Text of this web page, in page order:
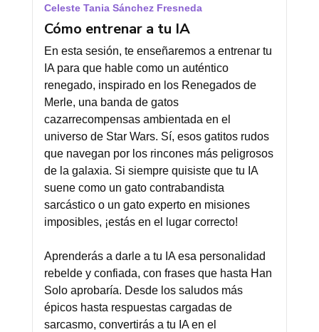
Celeste Tania Sánchez Fresneda
Cómo entrenar a tu IA
En esta sesión, te enseñaremos a entrenar tu
IA para que hable como un auténtico
renegado, inspirado en los Renegados de
Merle, una banda de gatos
cazarrecompensas ambientada en el
universo de Star Wars. Sí, esos gatitos rudos
que navegan por los rincones más peligrosos
de la galaxia. Si siempre quisiste que tu IA
suene como un gato contrabandista
sarcástico o un gato experto en misiones
imposibles, ¡estás en el lugar correcto!
Aprenderás a darle a tu IA esa personalidad
rebelde y confiada, con frases que hasta Han
Solo aprobaría. Desde los saludos más
épicos hasta respuestas cargadas de
sarcasmo, convertirás a tu IA en el